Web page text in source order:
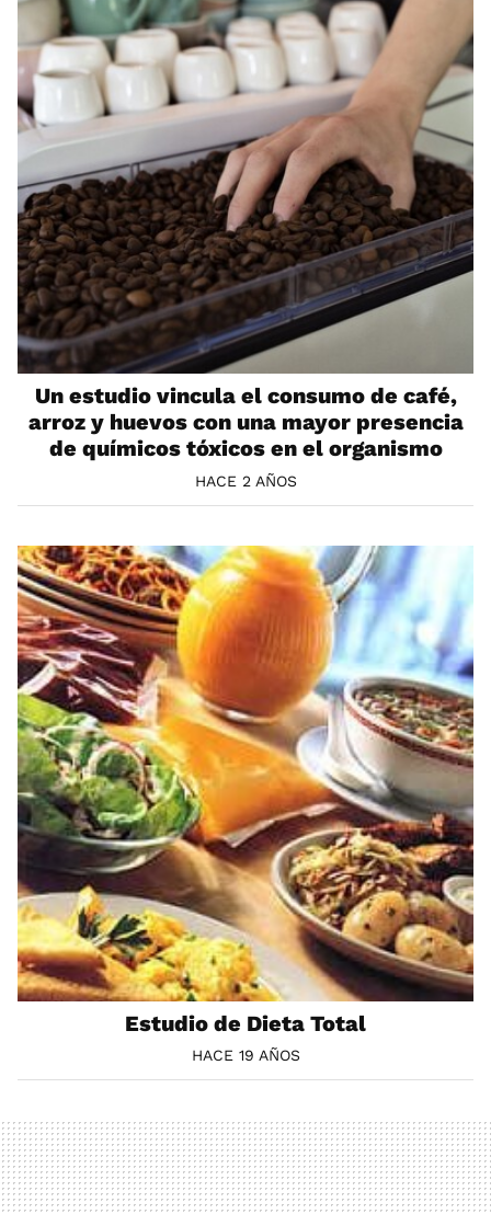
Un estudio vincula el consumo de café,
arroz y huevos con una mayor presencia
de químicos tóxicos en el organismo
HACE 2 AÑOS
Estudio de Dieta Total
HACE 19 AÑOS